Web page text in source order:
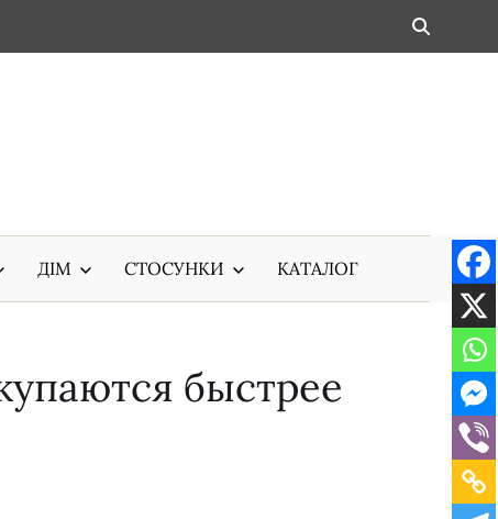
ДІМ СТОСУНКИ КАТАЛОГ
быстрее